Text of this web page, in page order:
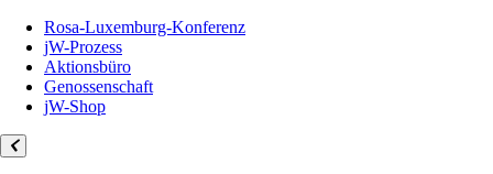
Rosa-Luxemburg-Konferenz
jW-Prozess
Aktionsbüro
Genossenschaft
jW-Shop